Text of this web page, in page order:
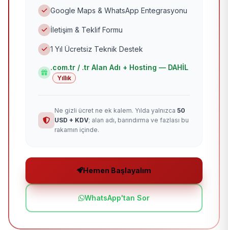
Google Maps & WhatsApp Entegrasyonu
İletişim & Teklif Formu
1 Yıl Ücretsiz Teknik Destek
.com.tr / .tr Alan Adı + Hosting — DAHİL
Yıllık
Ne gizli ücret ne ek kalem. Yılda yalnızca 50
USD + KDV; alan adı, barındırma ve fazlası bu
rakamın içinde.
Hemen Başlayalım
WhatsApp'tan Sor